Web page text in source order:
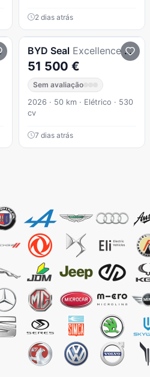
2 dias atrás
BYD Seal Excellence AWD
51 500 €
Sem avaliação
2026 · 50 km · Elétrico · 530
cv
7 dias atrás